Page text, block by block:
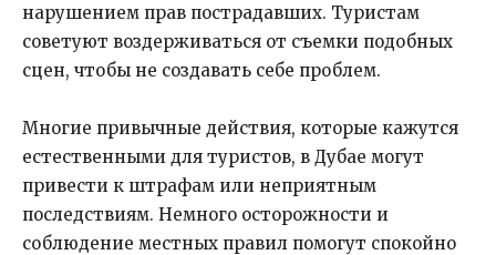
нарушением прав пострадавших. Туристам
советуют воздерживаться от съемки подобных
сцен, чтобы не создавать себе проблем.
Многие привычные действия, которые кажутся
естественными для туристов, в Дубае могут
привести к штрафам или неприятным
последствиям. Немного осторожности и
соблюдение местных правил помогут спокойно